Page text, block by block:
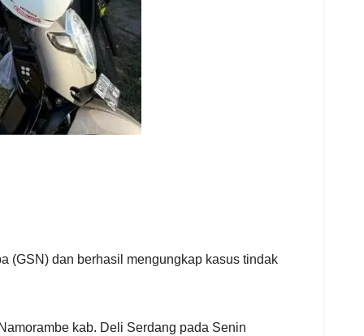
(GSN) dan berhasil mengungkap kasus tindak
kab. Deli Serdang pada Senin